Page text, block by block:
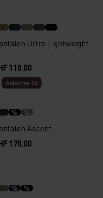
Ultra Lightweight
110.00
Automne 26
% %
Ascent
170.00
% %